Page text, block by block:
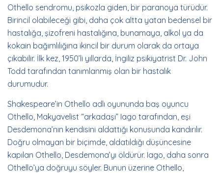
Othello sendromu, psikozla giden, bir paranoya türüdür.
Birincil olabileceği gibi, daha çok altta yatan bedensel bir
hastalığa, şizofreni hastalığına, bunamaya, alkol ya da
kokain bağımlılığına ikincil bir durum olarak da ortaya
çıkabilir. İlk kez, 1950’li yıllarda, İngiliz psikiyatrist Dr. John
Todd tarafından tanımlanmış olan bir hastalık
durumudur.
Shakespeare’in Othello adlı oyununda baş oyuncu
Othello, Makyavelist “arkadaşı” Iago tarafından, eşi
Desdemona’nın kendisini aldattığı konusunda kandırılır.
Doğru olmayan bir biçimde, aldatıldığı düşüncesine
kapılan Othello, Desdemona’yı öldürür. Iago, daha sonra
Othello’ya doğruyu söyler. Bunun üzerine Othello,